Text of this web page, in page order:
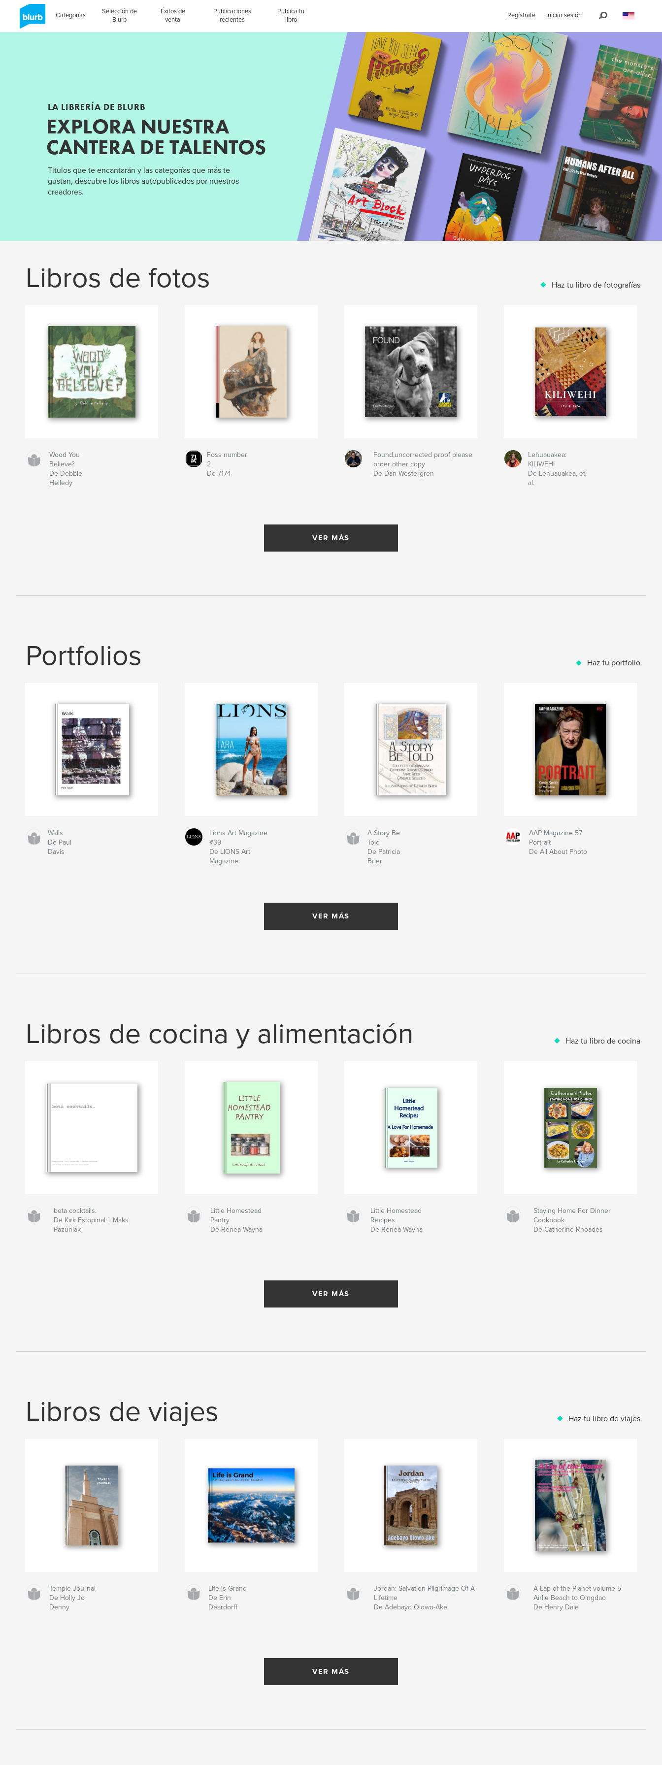
Categorías
Selección de
Blurb
Éxitos de
venta
Publicaciones
recientes
Publica tu
libro
Regístrate Iniciar sesión
LA LIBRERÍA DE BLURB
EXPLORA NUESTRA
CANTERA DE TALENTOS
Títulos que te encantarán y las categorías que más te
gustan, descubre los libros autopublicados por nuestros
creadores.
Libros de fotos Haz tu libro de fotografías
Wood You
Believe?
De Debbie
Helledy
Foss number
2
De 7174
Found,uncorrected proof please
order other copy
De Dan Westergren
Lehuauakea:
KILIWEHI
De Lehuauakea, et.
al.
VER MÁS
Portfolios Haz tu portfolio
Walls
De Paul
Davis
Lions Art Magazine
#39
De LIONS Art
Magazine
A Story Be
Told
De Patricia
Brier
AAP Magazine 57
Portrait
De All About Photo
VER MÁS
Libros de cocina y alimentación Haz tu libro de cocina
beta cocktails.
De Kirk Estopinal + Maks
Pazuniak
Little Homestead
Pantry
De Renea Wayna
Little Homestead
Recipes
De Renea Wayna
Staying Home For Dinner
Cookbook
De Catherine Rhoades
VER MÁS
Libros de viajes Haz tu libro de viajes
Temple Journal
De Holly Jo
Denny
Life is Grand
De Erin
Deardorff
Jordan: Salvation Pilgrimage Of A
Lifetime
De Adebayo Olowo-Ake
A Lap of the Planet volume 5
Airlie Beach to Qingdao
De Henry Dale
VER MÁS